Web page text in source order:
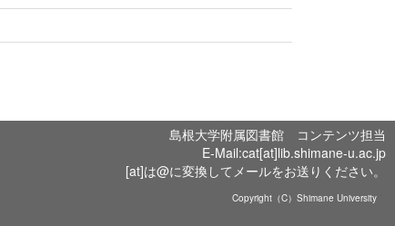
島根大学附属図書館 コンテンツ担当
E-Mail:cat[at]lib.shimane-u.ac.jp
[at]は@に変換してメールをお送りください。
Copyright（C）Shimane University